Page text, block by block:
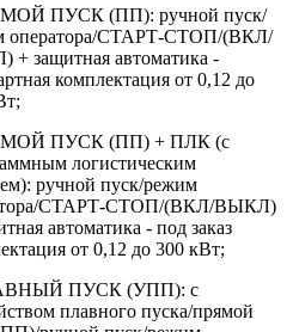
ПУСК (ПП): ручной пуск/
оператора/СТАРТ-СТОП/(ВКЛ/
защитная автоматика -
комплектация от 0,12 до
ПУСК (ПП) + ПЛК (с
логистическим
ручной пуск/режим
СТАРТ-СТОП/(ВКЛ/ВЫКЛ)
автоматика - под заказ
от 0,12 до 300 кВт;
ПУСК (УПП): с
плавного пуска/прямой